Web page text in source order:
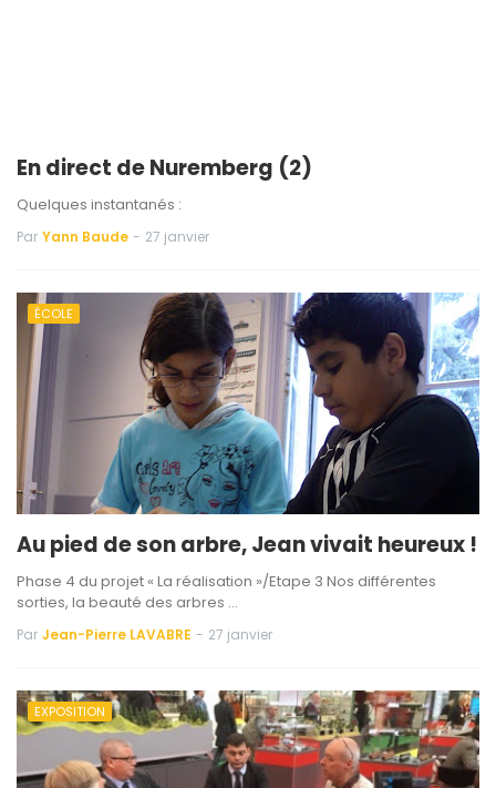
En direct de Nuremberg (2)
Quelques instantanés :
Par Yann Baude - 27 janvier
ÉCOLE
Au pied de son arbre, Jean vivait heureux !
Phase 4 du projet « La réalisation »/Etape 3 Nos différentes
sorties, la beauté des arbres …
Par Jean-Pierre LAVABRE - 27 janvier
EXPOSITION